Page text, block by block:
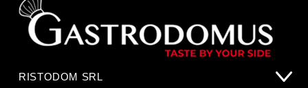
RISTODOM SRL